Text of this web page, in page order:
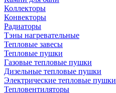
Коллекторы
Конвекторы
Радиаторы
Тэны нагревательные
Тепловые завесы
Тепловые пушки
Газовые тепловые пушки
Дизельные тепловые пушки
Электрические тепловые пушки
Тепловентиляторы